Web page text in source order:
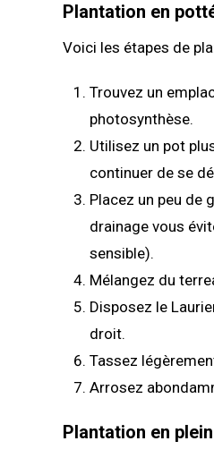
Plantation en
Voici les étapes de
Trouvez un
photosynthèse.
Utilisez un pot
continuer de se
Placez un peu de
drainage vous
sensible).
Mélangez du
Disposez le
droit.
Tassez
Arrosez
Plantation en